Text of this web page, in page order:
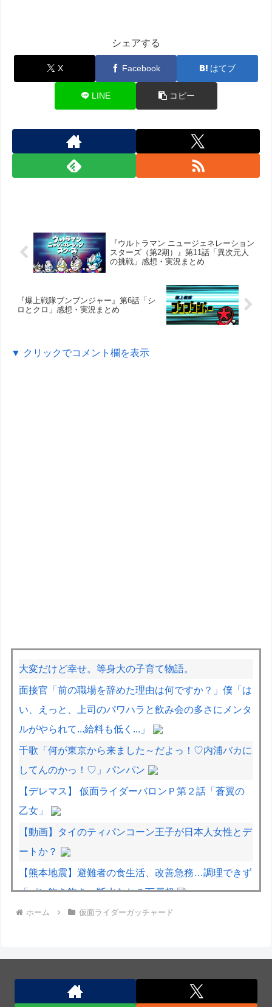
シェアする
X Facebook はてブ
LINE コピー
『ウルトラマン ニュージェネレーション
スターズ（第2期）』第11話「異次元人
の挑戦」感想・実況まとめ
『爆上戦隊ブンブンジャー』第6話「シ
ロとクロ」感想・実況まとめ
▼ クリックでコメント欄を表示
大変だけど幸せ。等身大の子育て物語。
面接官「前の職場を辞めた理由は何ですか？」僕「は
い、えっと、上司のパワハラと飲み会の多さにメンタ
ルがやられて...給料も低く...」
千歌「何が東京から来ました～だよっ！♡内浦バカに
してんのかっ！♡」パンパン
【デレマス】 仮面ライダーバロンＰ第２話「蒼翼の
乙女」
【動画】タイのティパンコーン王子が日本人女性とデ
ートか？
【熊本地震】避難者の食生活、改善急務…調理できず
「パン飽き飽き」断水なお３万戸超
【熊本地震】車中泊避難して留守の家からエアコン室
「M4.7」の揺れを観測
ホーム 仮面ライダーガッチャード